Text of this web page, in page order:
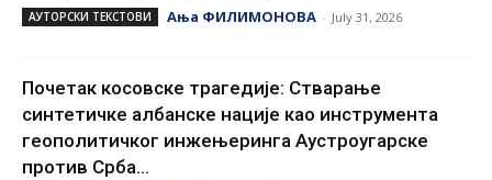
АУТОРСКИ ТЕКСТОВИ Ања ФИЛИМОНОВА - July 31, 2026
Почетак косовске трагедије: Стварање
синтетичке албанске нације као инструмента
геополитичког инжењеринга Аустроугарске
против Срба...